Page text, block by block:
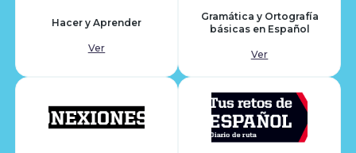
Hacer y Aprender
Ver
Gramática y Ortografía
básicas en Español
Ver